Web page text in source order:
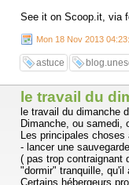
See it on Scoop.it, via
Mon 18 Nov 2013
astuce
le travail du
le travail du dimanche
Dimanche, ou samedi,
Les principales choses
- lancer une
( pas trop contraignant
"dormir" tranquille,
Certains hébergeurs